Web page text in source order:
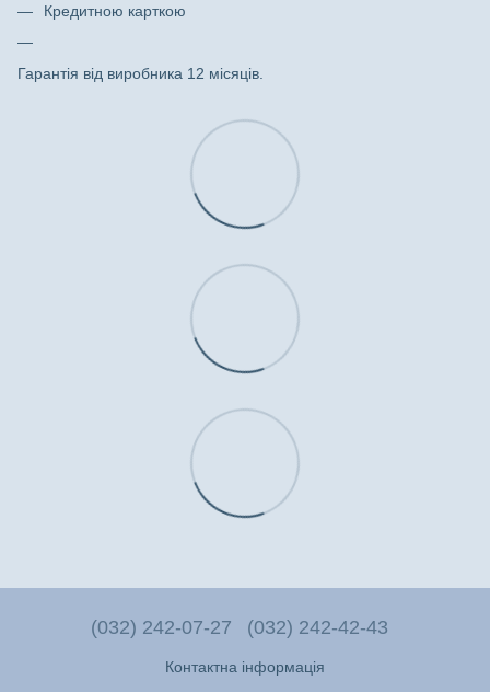
Кредитною карткою
Гарантія від виробника 12 місяців.
(032) 242-07-27 (032) 242-42-43
Контактна інформація